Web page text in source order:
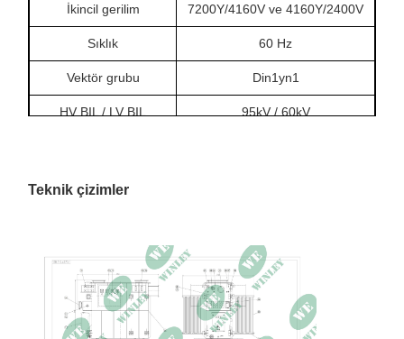
İkincil gerilim 7200Y/4160V ve 4160Y/2400V
Sıklık 60 Hz
Vektör grubu Din1yn1
HV BIL / LV BIL 95kV / 60kV
6128W
Yük kaybı 40610W 85°C'de
İmpedans 5.72%
Teknik çizimler